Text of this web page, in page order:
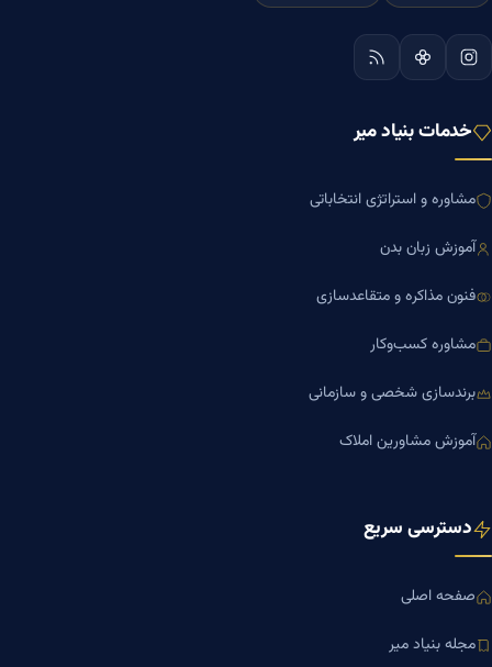
خدمات بنیاد میر
مشاوره و استراتژی انتخاباتی
آموزش زبان بدن
فنون مذاکره و متقاعدسازی
مشاوره کسب‌وکار
برندسازی شخصی و سازمانی
آموزش مشاورین املاک
دسترسی سریع
صفحه اصلی
مجله بنیاد میر